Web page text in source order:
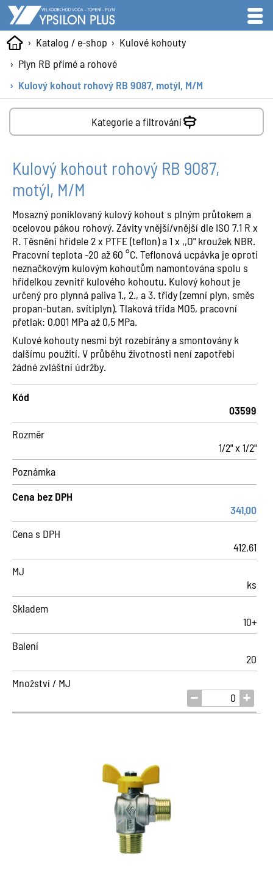
Katalog / e-shop
Kulové kohouty
Plyn RB přímé a rohové
Kulový kohout rohový RB 9087, motýl, M/M
Kategorie a filtrování
Kulový kohout rohový RB 9087,
motýl, M/M
Mosazný poniklovaný kulový kohout s plným průtokem a
ocelovou pákou rohový. Závity vnější/vnější dle ISO 7.1 R x
R. Těsnění hřídele 2 x PTFE (teflon) a 1 x ,,O" kroužek NBR.
Pracovní teplota -20 až 60 °C. Teflonová ucpávka je oproti
neznačkovým kulovým kohoutům namontována spolu s
hřídelkou zevnitř kulového kohoutu. Kulový kohout je
určený pro plynná paliva 1., 2., a 3. třídy (zemní plyn, směs
propan-butan, svítiplyn). Tlaková třída MO5, pracovní
přetlak: 0,001 MPa až 0,5 MPa.
Kulové kohouty nesmí být rozebírány a smontovány k
dalšímu použití. V průběhu životnosti není zapotřebí
žádné zvláštní údržby.
Kód
03599
Rozměr
1/2" x 1/2"
Poznámka
Cena bez DPH
341,00
Cena s DPH
412,61
MJ
ks
Skladem
10+
Balení
20
Množství / MJ